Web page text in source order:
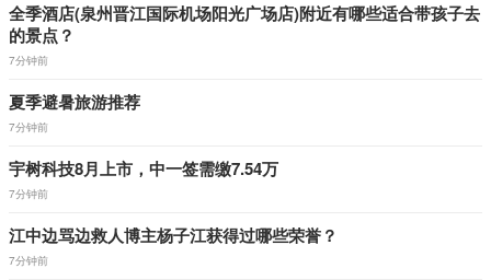
全季酒店(泉州晋江国际机场阳光广场店)附近有哪些适合带孩子去
的景点？
7分钟前
夏季避暑旅游推荐
7分钟前
宇树科技8月上市，中一签需缴7.54万
7分钟前
江中边骂边救人博主杨子江获得过哪些荣誉？
7分钟前